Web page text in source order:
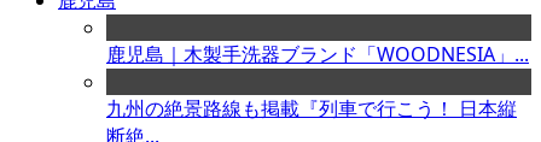
鹿児島｜木製手洗器ブランド「WOODNESIA」...
九州の絶景路線も掲載『列車で行こう！ 日本縦
断絶...